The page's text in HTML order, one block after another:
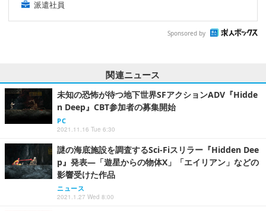
派遣社員
Sponsored by
関連ニュース
未知の恐怖が待つ地下世界SFアクションADV『Hidde
n Deep』CBT参加者の募集開始
PC
2021.11.16 Tue 6:30
謎の海底施設を調査するSci-Fiスリラー『Hidden Dee
p』発表―「遊星からの物体X」「エイリアン」などの
影響受けた作品
ニュース
2021.1.27 Wed 8:00